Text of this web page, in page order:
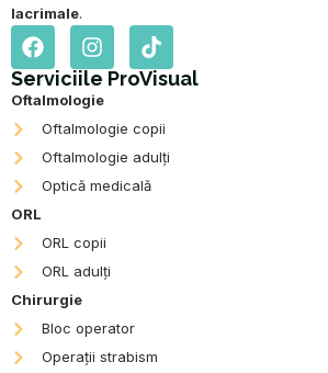
lacrimale.
F
a
c
e
b
o
k
I
n
s
t
a
r
a
T
i
k
o
k
Serviciile ProVisual
Oftalmologie
Oftalmologie copii
Oftalmologie adulți
Optică medicală
ORL
ORL copii
ORL adulți
Chirurgie
Bloc operator
Operații strabism